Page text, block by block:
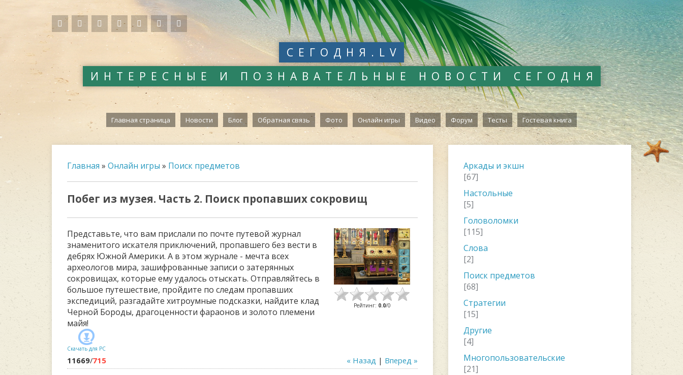
СЕГОДНЯ.LV
ИНТЕРЕСНЫЕ И ПОЗНАВАТЕЛЬНЫЕ НОВОСТИ СЕГОДНЯ
Главная страница Новости Блог Обратная связь Фото Онлайн игры Видео Форум Тесты Гостевая книга
Главная » Онлайн игры » Поиск предметов
Побег из музея. Часть 2. Поиск пропавших сокровищ
Представьте, что вам прислали по почте путевой журнал
знаменитого искателя приключений, пропавшего без вести в
дебрях Южной Америки. А в этом журнале - мечта всех
археологов мира, зашифрованные записи о затерянных
сокровищах, которые ему удалось отыскать. Отправляйтесь в
большое путешествие, пройдите по следам пропавших
экспедиций, разгадайте хитроумные подсказки, найдите клад
Черной Бороды, драгоценности фараонов и золото племени
майя!
Скачать для PC
Рейтинг: 0.0/0
« Назад | Вперед »
11669/715
Аркады и экшн
[67]
Настольные
[5]
Головоломки
[115]
Слова
[2]
Поиск предметов
[68]
Стратегии
[15]
Другие
[4]
Многопользовательские
[21]